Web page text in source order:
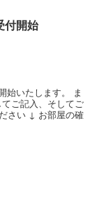
付開始
始いたします。 ま
ご記入、そしてご
さい ↓ お部屋の確